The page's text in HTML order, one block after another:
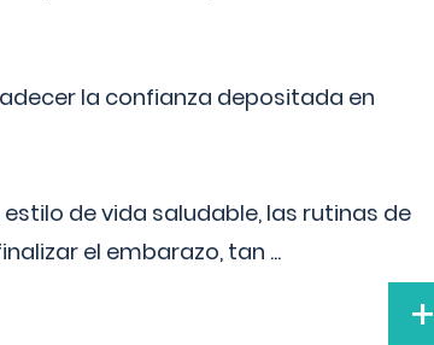
la confianza depositada en
de vida saludable, las rutinas de
el embarazo, tan ...
+